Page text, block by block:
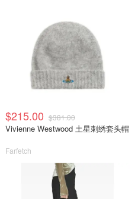
$215.00 $381.00
Vivienne Westwood 土星刺绣套头帽
Farfetch